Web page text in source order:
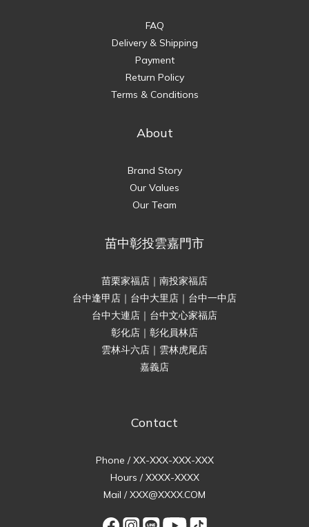
FAQ
Delivery & Shipping
Payment
Return Policy
Terms & Conditions
About
Brand Story
Our Values
Our Team
苗中彰投雲嘉門市
苗栗家福店｜南投家福店
台中逢甲店｜台中大里店｜台中一中店
台中大連店｜台中文心家福店
彰化店｜彰化員林店
雲林斗六店｜雲林虎尾店
嘉義店
Contact
Phone / XX-XXX-XXX-XXX
Hours / XXXX-XXXX
Mail / XXX@XXXX.COM